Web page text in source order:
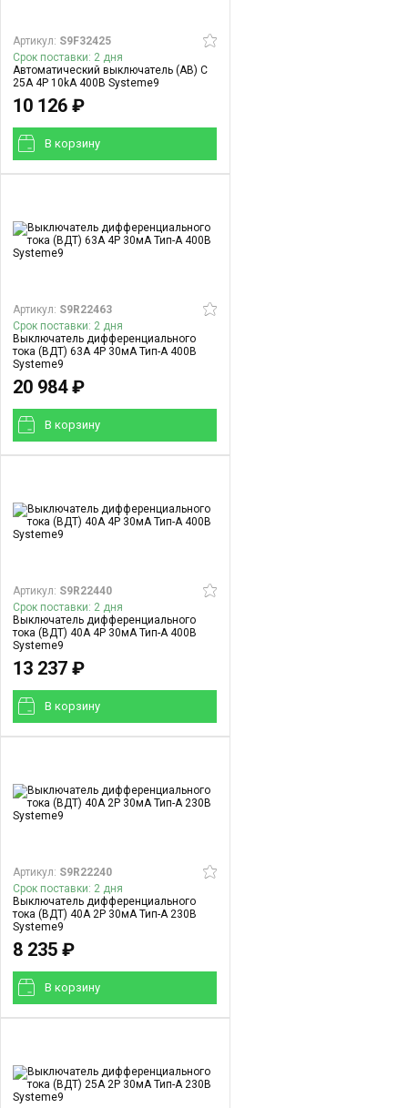
Артикул: S9F32425
Срок поставки: 2 дня
Автоматический выключатель (АВ) C
25A 4P 10kA 400В Systeme9
10 126 ₽
В корзинy
Артикул: S9R22463
Срок поставки: 2 дня
Выключатель дифференциального
тока (ВДТ) 63A 4P 30мА Тип-A 400В
Systeme9
20 984 ₽
В корзинy
Артикул: S9R22440
Срок поставки: 2 дня
Выключатель дифференциального
тока (ВДТ) 40A 4P 30мА Тип-A 400В
Systeme9
13 237 ₽
В корзинy
Артикул: S9R22240
Срок поставки: 2 дня
Выключатель дифференциального
тока (ВДТ) 40A 2P 30мА Тип-A 230В
Systeme9
8 235 ₽
В корзинy